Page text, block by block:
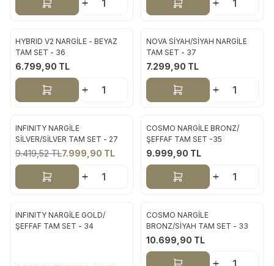
Sepete Ekle Sepete Ekle
Yeni
HYBRID V2 NARGİLE - BEYAZ
TAM SET - 36
6.799,90 TL
Sepete Ekle
Yeni
NOVA SİYAH/SİYAH NARGİLE
TAM SET - 37
7.299,90 TL
Sepete Ekle
Yeni
%15
INFINITY NARGİLE
SİLVER/SİLVER TAM SET - 27
9.419,52TL7.999,90 TL
Sepete Ekle
Yeni
COSMO NARGİLE BRONZ/
ŞEFFAF TAM SET -35
9.999,90 TL
Sepete Ekle
Yeni
INFINITY NARGİLE GOLD/
ŞEFFAF TAM SET - 34
Yeni
COSMO NARGİLE
BRONZ/SİYAH TAM SET - 33
10.699,90 TL